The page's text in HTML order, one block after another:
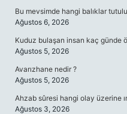
Bu mevsimde hangi balıklar
Ağustos 6, 2026
Kuduz bulaşan insan kaç günde
Ağustos 5, 2026
Avarızhane nedir ?
Ağustos 5, 2026
Ahzab sûresi hangi olay üzerine
Ağustos 3, 2026